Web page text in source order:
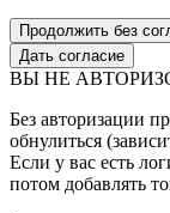
Продолжить без
Дать согласие
ВЫ НЕ
Без авторизации
обнулиться
Если у вас есть
потом добавлять